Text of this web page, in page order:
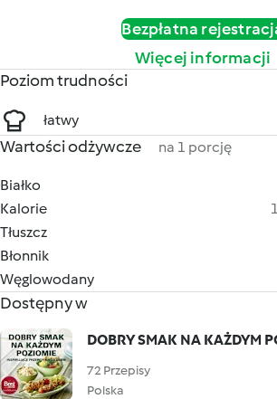
Bezpłatna
Więcej informacji
Poziom trudności
łatwy
Wartości odżywcze na 1 porcję
Białko
Kalorie
Tłuszcz
Błonnik
Węglowodany
Dostępny w
DOBRY SMAK NA KAŻDYM
72 Przepisy
Polska